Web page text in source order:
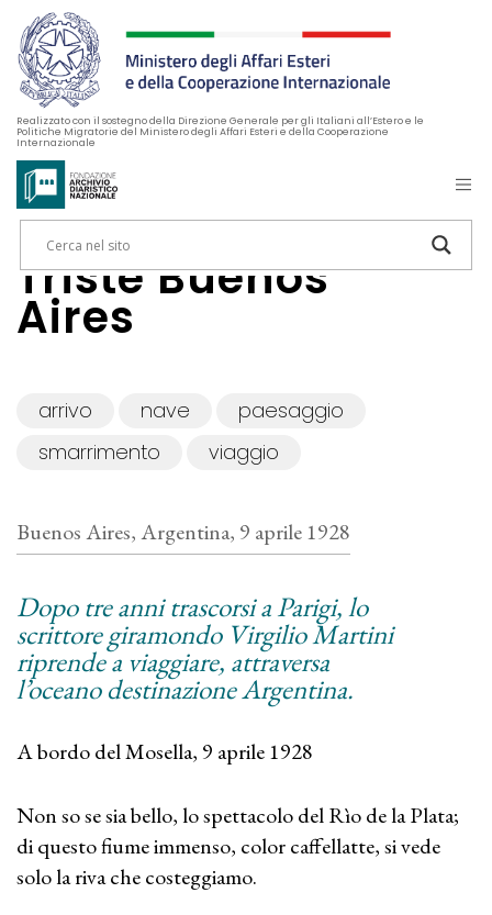
Realizzato con il sostegno della Direzione Generale per gli Italiani all’Estero e le
Politiche Migratorie del Ministero degli Affari Esteri e della Cooperazione
Internazionale
Triste Buenos
Aires
arrivo nave
paesaggio
smarrimento
viaggio
Buenos Aires, Argentina, 9 aprile 1928
Dopo tre anni trascorsi a Parigi, lo
scrittore giramondo Virgilio Martini
riprende a viaggiare, attraversa
l’oceano destinazione Argentina.
A bordo del Mosella, 9 aprile 1928
Non so se sia bello, lo spettacolo del Rìo de la Plata;
di questo fiume immenso, color caffellatte, si vede
solo la riva che costeggiamo.